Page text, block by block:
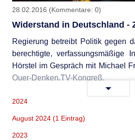
28.02.2016 (Kommentare: 0)
Widerstand in Deutschland -
Regierung betreibt Politik gegen
berechtigte, verfassungsmäßige
Hörstel im Gespräch mit Michael
Quer-Denken.TV-Kongreß.
-
2024
August 2024 (1 Eintrag)
2023